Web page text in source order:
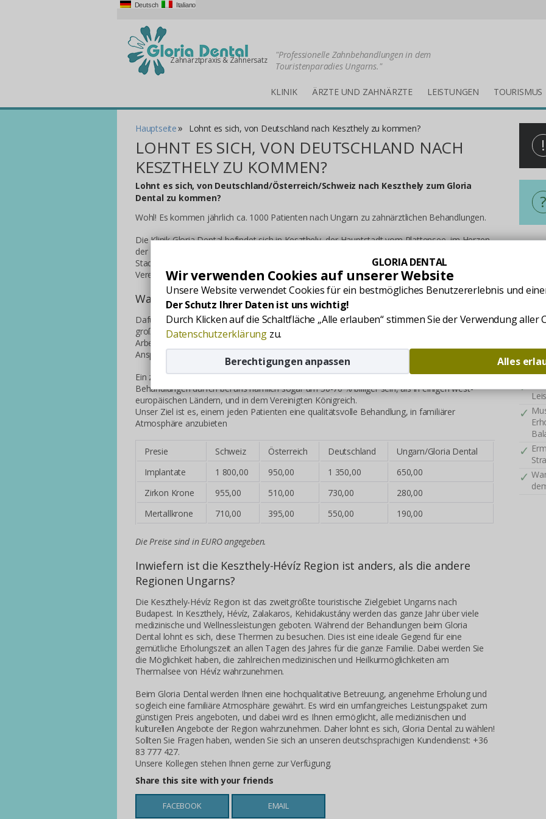
GLORIA DENTAL
Wir verwenden Cookies auf unserer Website
Unsere Website verwendet Cookies für ein bestmögliches Benutzererlebnis und
Der Schutz Ihrer Daten ist uns wichtig!
Durch Klicken auf die Schaltfläche „Alle erlauben“ stimmen Sie der Verwendung aller
Datenschutzerklärung zu.
Alles
Berechtigungen anpassen
Deutsch Italiano
"Professionelle Zahnbehandlungen in dem
Touristenparadies Ungarns."
Zahnarztpraxis & Zahnersatz
KLINIK ÄRZTE UND ZAHNÄRZTE LEISTUNGEN TOURISMUS
Hauptseite» Lohnt es sich, von Deutschland nach Keszthely zu kommen?
LOHNT ES SICH, VON DEUTSCHLAND NACH
KESZTHELY ZU KOMMEN?
!
Lohnt es sich, von Deutschland/Österreich/Schweiz nach Keszthely zum Gloria
Dental zu kommen?
Wohl! Es kommen jährlich ca. 1000 Patienten nach Ungarn zu zahnärztlichen Behandlungen.
Die Klinik Gloria Dental befindet sich in Keszthely, der Hauptstadt vom Plattensee, im Herzen
der Fußgängerzone, 200 m von dem Schloss Festetics, einer der Sehenswürdigkeiten der
Stadt. In unserer Klinik werden zahlreiche Patienten aus Italien, der Schweiz, Österreich, dem
Vereinigten Königreich und Belgien behandelt.
Warum wählen Sie Gloria Dental?
Dafür gibt es auch mehrere Gründe, der wichtigste davon ist unser Zahnarzt Team von
großer Fachkompetenz. Sie werden von unseren erfahrenen Fachärzten betreut, die ihre
Arbeit mit hoher Sachverständigkeit und Verantwortung verrichten, unter Rücksicht der
Ansprüche der Patienten.
Ein zweites Argument für Gloria Dental sind die günstigen Preise. Die zahnärztlichen
Behandlungen dürfen bei uns nämlich sogar um 50-70 % billiger sein, als in einigen west-
europäischen Ländern, und in dem Vereinigten Königreich.
Unser Ziel ist es, einem jeden Patienten eine qualitätsvolle Behandlung, in familiärer
Atmosphäre anzubieten
Presie Schweiz Österreich Deutschland
Ungarn/Gloria Dental
Implantate
1 800,00 950,00 1 350,00
650,00
Zirkon Krone
955,00 510,00 730,00
280,00
Mertallkrone
710,00 395,00 550,00 190,00
Die Preise sind in EURO angegeben.
Inwiefern ist die Keszthely-Hévíz Region ist anders, als die andere
Regionen Ungarns?
Die Keszthely-Hévíz Region ist das zweitgrößte touristische Zielgebiet Ungarns nach
Budapest. In Keszthely, Hévíz, Zalakaros, Kehidakustány werden das ganze Jahr über viele
medizinische und Wellnessleistungen geboten. Während der Behandlungen beim Gloria
Dental lohnt es sich, diese Thermen zu besuchen. Dies ist eine ideale Gegend für eine
gemütliche Erholungszeit an allen Tagen des Jahres für die ganze Familie. Dabei werden Sie
die Möglichkeit haben, die zahlreichen medizinischen und Heilkurmöglichkeiten am
Thermalsee von Hévíz wahrzunehmen.
Beim Gloria Dental werden Ihnen eine hochqualitative Betreuung, angenehme Erholung und
sogleich eine familiäre Atmosphäre gewährt. Es wird ein umfangreiches Leistungspaket zum
günstigen Preis angeboten, und dabei wird es Ihnen ermöglicht, alle medizinischen und
kulturellen Angebote der Region wahrzunehmen. Daher lohnt es sich, Gloria Dental zu wählen!
Sollten Sie Fragen haben, wenden Sie sich an unseren deutschsprachigen Kundendienst: +36
83 777 427.
Unsere Kollegen stehen Ihnen gerne zur Verfügung.
Share this site with your friends
FACEBOOK EMAIL
?
vom